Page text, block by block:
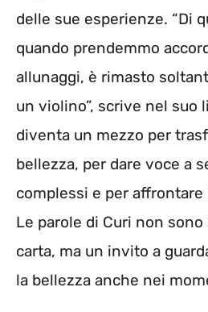
delle sue esperienze. “Di
quando prendemmo
allunaggi, è rimasto
un violino”, scrive nel suo
diventa un mezzo per
bellezza, per dare voce a
complessi e per
Le parole di Curi non
carta, ma un invito a
la bellezza anche nei